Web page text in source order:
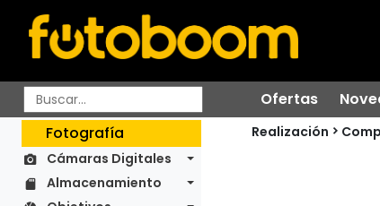
Ofertas
Fotografía
Cámaras Digitales
Almacenamiento
Realización